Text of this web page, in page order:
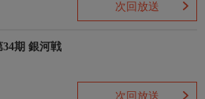
次回放送
34期 銀河戦
次回放送